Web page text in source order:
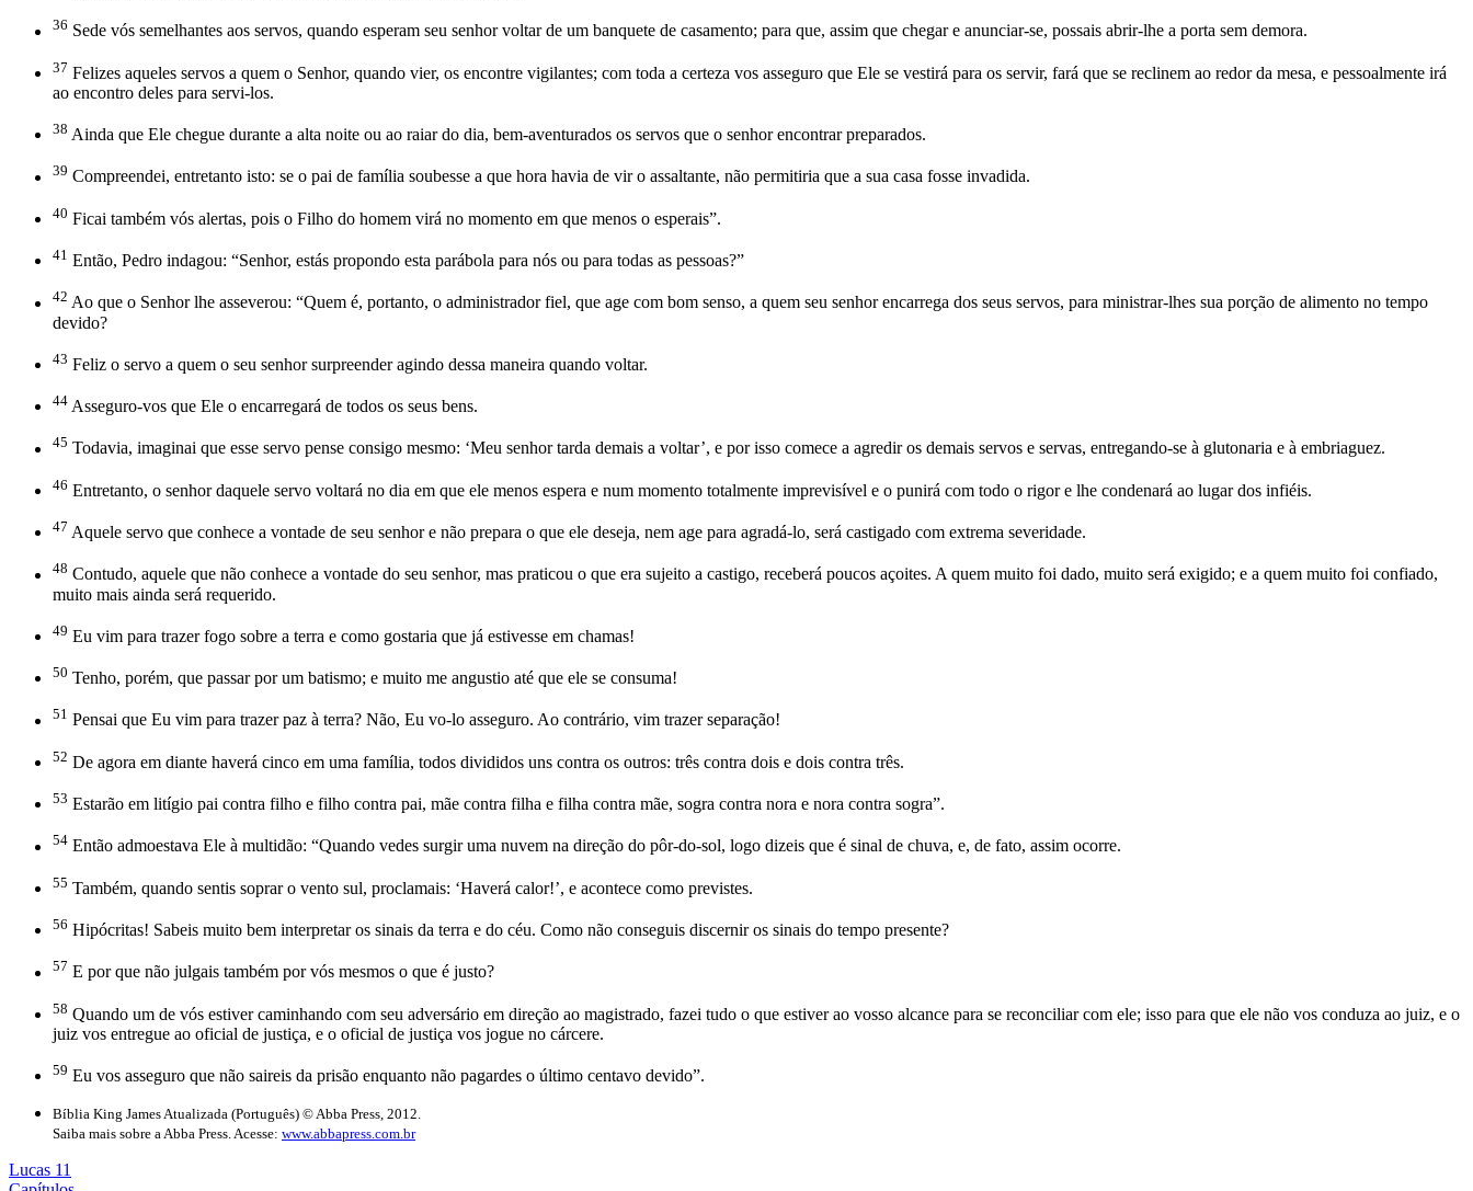
36 Sede vós semelhantes aos servos, quando esperam seu senhor voltar de um banquete de casamento; para que, assim que chegar e anunciar-se, possais abrir-lhe a porta sem demora.
37 Felizes aqueles servos a quem o Senhor, quando vier, os encontre vigilantes; com toda a certeza vos asseguro que Ele se vestirá para os servir, fará que se reclinem ao redor da mesa, e pessoalmente irá
ao encontro deles para servi-los.
38 Ainda que Ele chegue durante a alta noite ou ao raiar do dia, bem-aventurados os servos que o senhor encontrar preparados.
39 Compreendei, entretanto isto: se o pai de família soubesse a que hora havia de vir o assaltante, não permitiria que a sua casa fosse invadida.
40 Ficai também vós alertas, pois o Filho do homem virá no momento em que menos o esperais”.
41 Então, Pedro indagou: “Senhor, estás propondo esta parábola para nós ou para todas as pessoas?”
42 Ao que o Senhor lhe asseverou: “Quem é, portanto, o administrador fiel, que age com bom senso, a quem seu senhor encarrega dos seus servos, para ministrar-lhes sua porção de alimento no tempo
devido?
43 Feliz o servo a quem o seu senhor surpreender agindo dessa maneira quando voltar.
44 Asseguro-vos que Ele o encarregará de todos os seus bens.
45 Todavia, imaginai que esse servo pense consigo mesmo: ‘Meu senhor tarda demais a voltar’, e por isso comece a agredir os demais servos e servas, entregando-se à glutonaria e à embriaguez.
46 Entretanto, o senhor daquele servo voltará no dia em que ele menos espera e num momento totalmente imprevisível e o punirá com todo o rigor e lhe condenará ao lugar dos infiéis.
47 Aquele servo que conhece a vontade de seu senhor e não prepara o que ele deseja, nem age para agradá-lo, será castigado com extrema severidade.
48 Contudo, aquele que não conhece a vontade do seu senhor, mas praticou o que era sujeito a castigo, receberá poucos açoites. A quem muito foi dado, muito será exigido; e a quem muito foi confiado,
muito mais ainda será requerido.
49 Eu vim para trazer fogo sobre a terra e como gostaria que já estivesse em chamas!
50 Tenho, porém, que passar por um batismo; e muito me angustio até que ele se consuma!
51 Pensai que Eu vim para trazer paz à terra? Não, Eu vo-lo asseguro. Ao contrário, vim trazer separação!
52 De agora em diante haverá cinco em uma família, todos divididos uns contra os outros: três contra dois e dois contra três.
53 Estarão em litígio pai contra filho e filho contra pai, mãe contra filha e filha contra mãe, sogra contra nora e nora contra sogra”.
54 Então admoestava Ele à multidão: “Quando vedes surgir uma nuvem na direção do pôr-do-sol, logo dizeis que é sinal de chuva, e, de fato, assim ocorre.
55 Também, quando sentis soprar o vento sul, proclamais: ‘Haverá calor!’, e acontece como previstes.
56 Hipócritas! Sabeis muito bem interpretar os sinais da terra e do céu. Como não conseguis discernir os sinais do tempo presente?
57 E por que não julgais também por vós mesmos o que é justo?
58 Quando um de vós estiver caminhando com seu adversário em direção ao magistrado, fazei tudo o que estiver ao vosso alcance para se reconciliar com ele; isso para que ele não vos conduza ao juiz, e o
juiz vos entregue ao oficial de justiça, e o oficial de justiça vos jogue no cárcere.
59 Eu vos asseguro que não saireis da prisão enquanto não pagardes o último centavo devido”.
Bíblia King James Atualizada (Português) © Abba Press, 2012.
Saiba mais sobre a Abba Press. Acesse: www.abbapress.com.br
Lucas 11